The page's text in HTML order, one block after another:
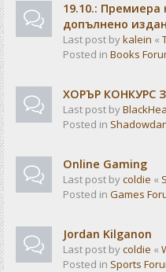
19.10.: Премиера
допълнено
Last post bykalein «
Posted in Books
ХОРЪР КОНКУРС
Last post by
Posted in
Online Gaming
Last post bycoldie «
Posted in Games
Jordan Kilganon
Last post bycoldie «
Posted in Sports